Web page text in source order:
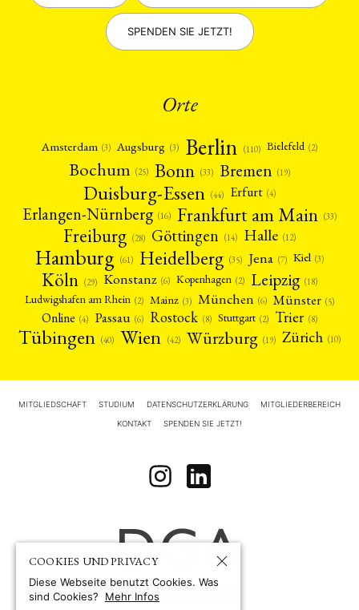
SPENDEN SIE JETZT!
Orte
Amsterdam (3) Augsburg (3) Berlin (110) Bielefeld (2)
Bochum (25) Bonn (33) Bremen (19)
Duisburg-Essen (44) Erfurt (4)
Erlangen-Nürnberg (16) Frankfurt am Main (33)
Freiburg (28) Göttingen (14) Halle (12)
Hamburg (61) Heidelberg (35) Jena (7) Kiel (3)
Köln (29) Konstanz (6) Kopenhagen (2) Leipzig (18)
Ludwigshafen am Rhein (2) Mainz (3) München (6) Münster (5)
Online (4) Passau (6) Rostock (8) Stuttgart (2) Trier (8)
Tübingen (40) Wien (42) Würzburg (19) Zürich (10)
MITGLIEDSCHAFT STUDIUM DATENSCHUTZERKLÄRUNG MITGLIEDERBEREICH
KONTAKT SPENDEN SIE JETZT!
COOKIES UND PRIVACY
Diese Webseite benutzt Cookies. Was
sind Cookies?
Mehr Infos